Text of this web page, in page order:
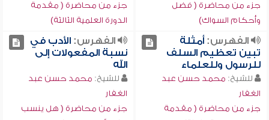
جزء من محاضرة ( فضل
وأحكام السواك)
جزء من محاضرة ( مقدمة
الدورة العلمية الثالثة)
الفهرس:أمثلة
تبين تعظيم السلف
للرسول وللعلماء
للشيخ: محمد حسن عبد
الغفار
جزء من محاضرة ( مقدمة
الفهرس:الأدب في
نسبة المفعولات إلى
الله
للشيخ: محمد حسن عبد
الغفار
جزء من محاضرة ( هل ينسب